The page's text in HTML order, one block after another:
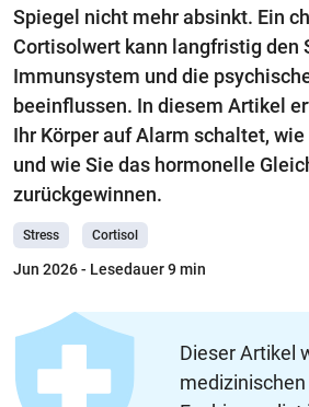
Spiegel nicht mehr absinkt. Ein
Cortisolwert kann langfristig den
Immunsystem und die
beeinflussen. In diesem Artikel
Ihr Körper auf Alarm schaltet,
und wie Sie das hormonelle
zurückgewinnen.
Stress Cortisol
Jun 2026- Lesedauer 9 min
Dieser Artikel
medizinischen